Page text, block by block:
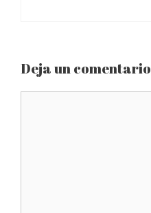
Deja un comentario